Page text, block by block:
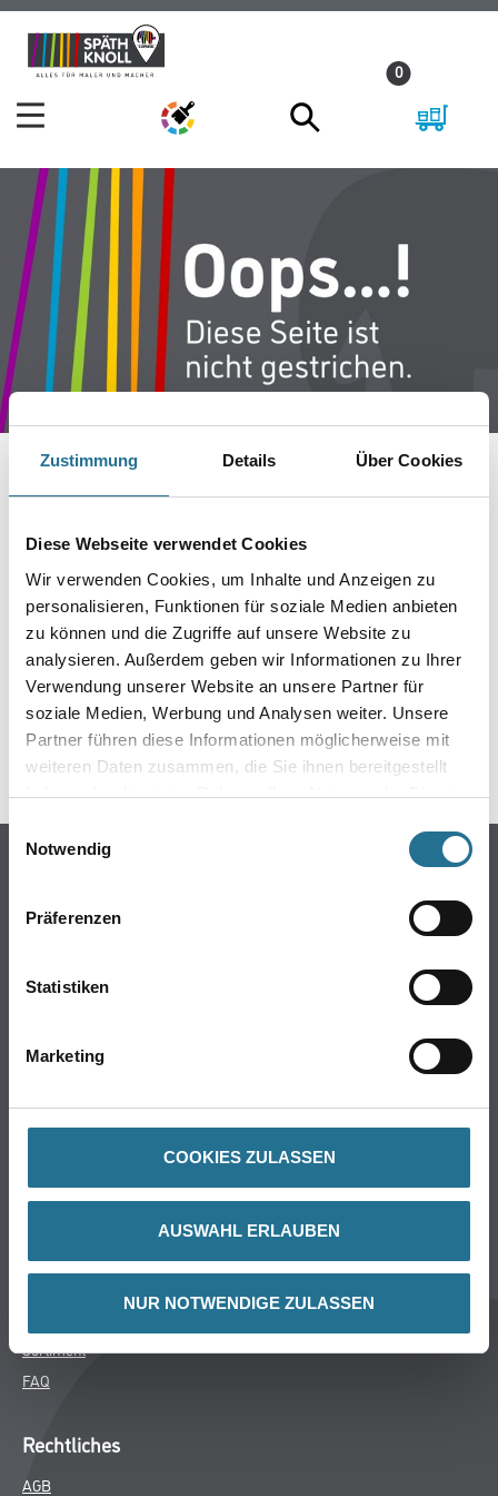
Zustimmung Details Über Cookies
Diese Webseite verwendet Cookies
Wir verwenden Cookies, um Inhalte und Anzeigen zu
personalisieren, Funktionen für soziale Medien anbieten
zu können und die Zugriffe auf unsere Website zu
analysieren. Außerdem geben wir Informationen zu Ihrer
Verwendung unserer Website an unsere Partner für
soziale Medien, Werbung und Analysen weiter. Unsere
Partner führen diese Informationen möglicherweise mit
weiteren Daten zusammen, die Sie ihnen bereitgestellt
haben oder die sie im Rahmen Ihrer Nutzung der Dienste
Einwilligungsauswahl
Notwendig
Präferenzen
Statistiken
Marketing
COOKIES ZULASSEN
AUSWAHL ERLAUBEN
NUR NOTWENDIGE ZULASSEN
Zum
Inhalt
Zum
Navigationsmenü
0
IST AUFGETRETEN
Keine Sorge, wir pinseln schon an der Lösung und
werden das Problem so schnell wie möglich beheben.
Erkunden Sie in der Zwischenzeit unseren Online-Shop
und lassen Sie sich inspirieren.
ZURÜCK ZUM ONLINE-SHOP
Online-Shop
Putze- und Spachtelmassen
Wand- & Deckenbeläge
Späth Knoll GmbH
Aktuelles
Sortiment
FAQ
Rechtliches
AGB